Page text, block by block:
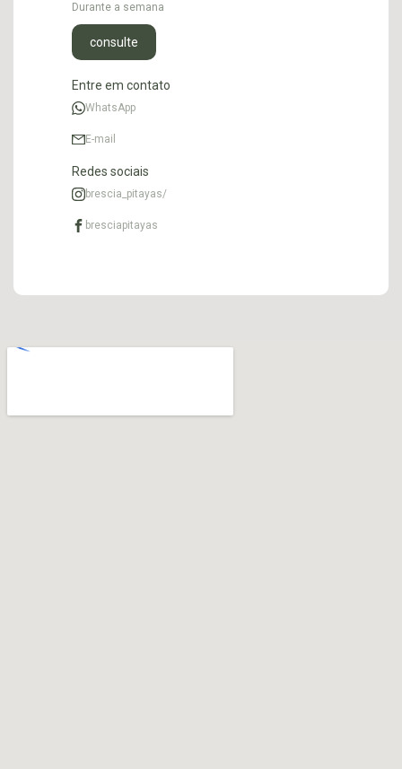
Durante a semana
consulte
Entre em contato
WhatsApp
E-mail
Redes sociais
brescia_pitayas/
bresciapitayas